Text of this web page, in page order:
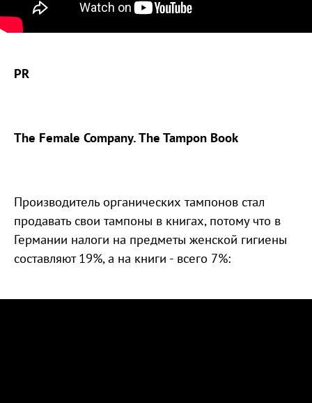
PR
The Female Company. The Tampon Book
Производитель органических тампонов стал
продавать свои тампоны в книгах, потому что в
Германии налоги на предметы женской гигиены
составляют 19%, а на книги - всего 7%: